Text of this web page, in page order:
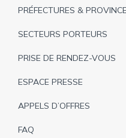
PRÉFECTURES &
SECTEURS PORTEURS
PRISE DE RENDEZ-VOUS
ESPACE PRESSE
APPELS D’OFFRES
FAQ